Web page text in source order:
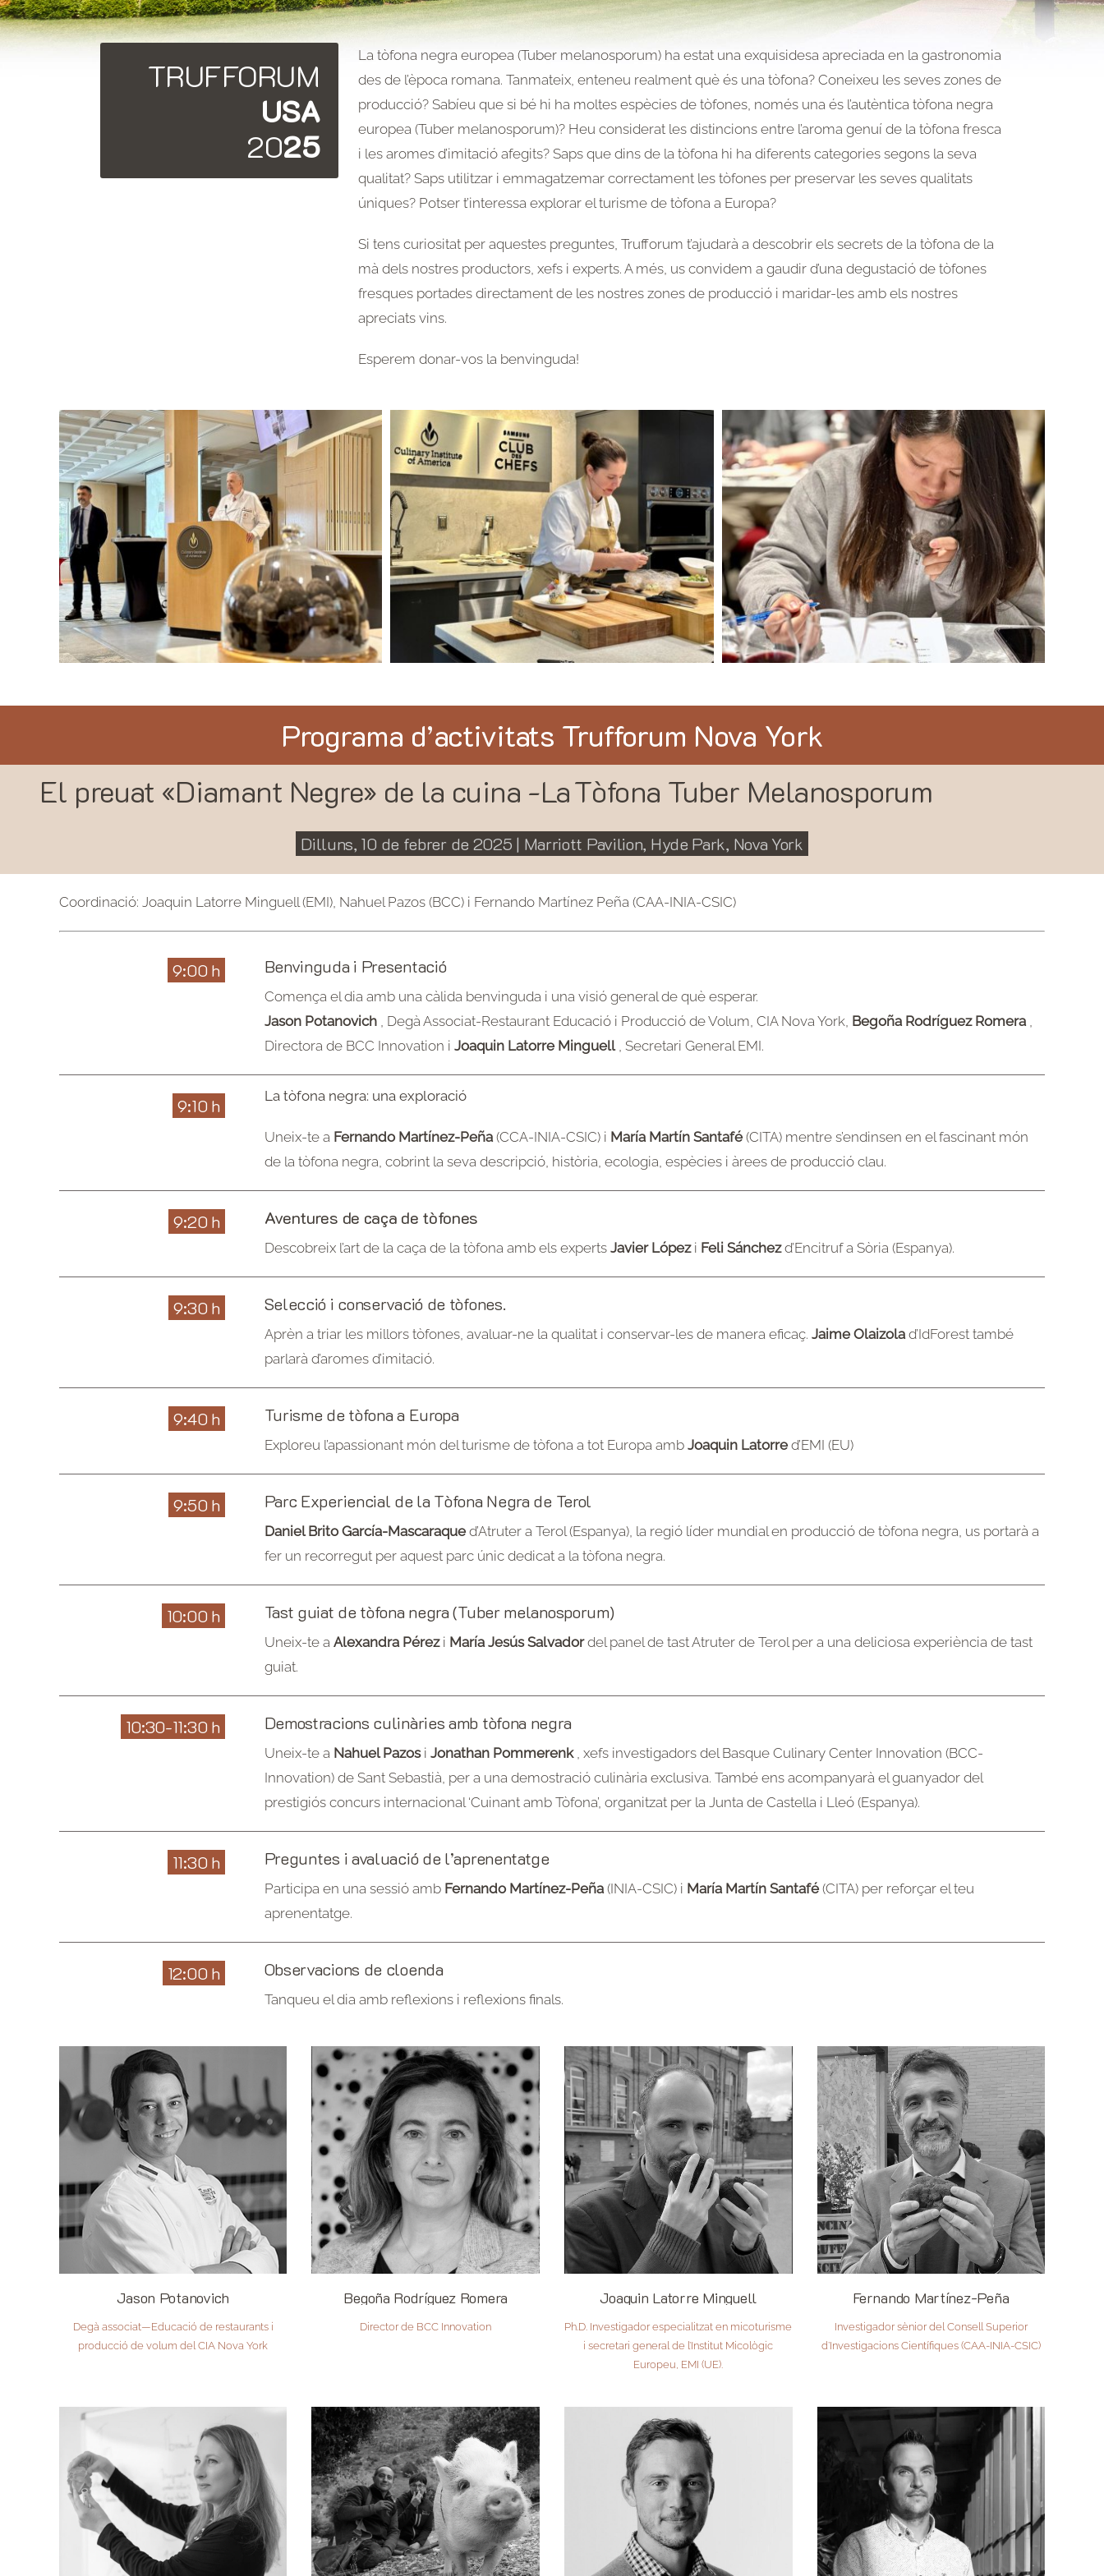
TRUFFORUM
USA
2025
La tòfona negra europea (Tuber melanosporum) ha estat una exquisidesa apreciada en la gastronomia
des de l’època romana. Tanmateix, enteneu realment què és una tòfona? Coneixeu les seves zones de
producció? Sabíeu que si bé hi ha moltes espècies de tòfones, només una és l’autèntica tòfona negra
europea (Tuber melanosporum)? Heu considerat les distincions entre l’aroma genuí de la tòfona fresca
i les aromes d’imitació afegits? Saps que dins de la tòfona hi ha diferents categories segons la seva
qualitat? Saps utilitzar i emmagatzemar correctament les tòfones per preservar les seves qualitats
úniques? Potser t’interessa explorar el turisme de tòfona a Europa?
Si tens curiositat per aquestes preguntes, Trufforum t’ajudarà a descobrir els secrets de la tòfona de la
mà dels nostres productors, xefs i experts. A més, us convidem a gaudir d’una degustació de tòfones
fresques portades directament de les nostres zones de producció i maridar-les amb els nostres
apreciats vins.
Esperem donar-vos la benvinguda!
Programa d’activitats Trufforum Nova York
El preuat «Diamant Negre» de la cuina -LaTòfona Tuber Melanosporum
Dilluns, 10 de febrer de 2025 | Marriott Pavilion, Hyde Park, Nova York
Coordinació: Joaquin Latorre Minguell (EMI), Nahuel Pazos (BCC) i Fernando Martínez Peña (CAA-INIA-CSIC)
9:00 h Benvinguda i Presentació
Comença el dia amb una càlida benvinguda i una visió general de què esperar.
Jason Potanovich, Degà Associat-Restaurant Educació i Producció de Volum, CIA Nova York, Begoña Rodríguez Romera,
Directora de BCC Innovation i Joaquin Latorre Minguell, Secretari General EMI.
9:10 h La tòfona negra: una exploració
Uneix-te a Fernando Martínez-Peña(CCA-INIA-CSIC) i María Martín Santafé(CITA) mentre s’endinsen en el fascinant món
de la tòfona negra, cobrint la seva descripció, història, ecologia, espècies i àrees de producció clau.
9:20 h Aventures de caça de tòfones
Descobreix l’art de la caça de la tòfona amb els experts Javier Lópezi Feli Sánchezd’Encitruf a Sòria (Espanya).
9:30 h Selecció i conservació de tòfones.
Aprèn a triar les millors tòfones, avaluar-ne la qualitat i conservar-les de manera eficaç. Jaime Olaizolad’IdForest també
parlarà d’aromes d’imitació.
9:40 h Turisme de tòfona a Europa
Exploreu l’apassionant món del turisme de tòfona a tot Europa amb Joaquin Latorred’EMI (EU)
9:50 h Parc Experiencial de la Tòfona Negra de Terol
Daniel Brito García-Mascaraqued’Atruter a Terol (Espanya), la regió líder mundial en producció de tòfona negra, us portarà a
fer un recorregut per aquest parc únic dedicat a la tòfona negra.
10:00 h Tast guiat de tòfona negra (Tuber melanosporum)
Uneix-te a Alexandra Pérezi María Jesús Salvadordel panel de tast Atruter de Terol per a una deliciosa experiència de tast
guiat.
10:30-11:30 h Demostracions culinàries amb tòfona negra
Uneix-te a Nahuel Pazosi Jonathan Pommerenk, xefs investigadors del Basque Culinary Center Innovation (BCC-
Innovation) de Sant Sebastià, per a una demostració culinària exclusiva. També ens acompanyarà el guanyador del
prestigiós concurs internacional ‘Cuinant amb Tòfona’, organitzat per la Junta de Castella i Lleó (Espanya).
11:30 h Preguntes i avaluació de l’aprenentatge
Participa en una sessió amb Fernando Martínez-Peña(INIA-CSIC) i María Martín Santafé(CITA) per reforçar el teu
aprenentatge.
12:00 h Observacions de cloenda
Tanqueu el dia amb reflexions i reflexions finals.
Jason Potanovich
Degà associat—Educació de restaurants i
producció de volum del CIA Nova York
Begoña Rodríguez Romera
Director de BCC Innovation
Joaquin Latorre Minguell
Ph.D. Investigador especialitzat en micoturisme
i secretari general de l’Institut Micològic
Europeu, EMI (UE).
Fernando Martínez-Peña
Investigador sènior del Consell Superior
d’Investigacions Científiques (CAA-INIA-CSIC)